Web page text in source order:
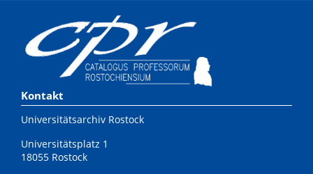
Kontakt
Universitätsarchiv Rostock
Universitätsplatz 1
18055 Rostock